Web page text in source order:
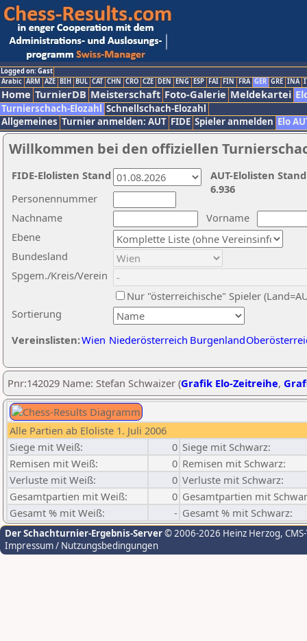
Logged on: Gast
Arabic ARM AZE BIH BUL CAT CHN CRO CZE DEN ENG ESP FAI FIN FRA GER GRE INA
Home TurnierDB Meisterschaft Foto-Galerie Meldekartei
Turnierschach-Elozahl Schnellschach-Elozahl
Allgemeines Turnier anmelden: AUT FIDE Spieler anmelden Elo
Willkommen bei den offiziellen
Nachname
Vorname
Ebene
Sortierung
Personennummer
Bundesland
Spgem./Kreis/Verein
Nur "österreichische" Spieler
Vereinslisten:Wien Niederösterreich Burgenland
AUT-Elolisten
6.936
FIDE-Elolisten Stand
Pnr:142029 Name: Stefan Schwaizer (Grafik Elo-Zeitreihe,
Alle Partien ab Eloliste 1. Juli 2006
Siege mit Weiß:
0 Siege mit Schwarz:
Remisen mit Weiß:
0 Remisen mit Schwarz:
Verluste mit Weiß:
0 Verluste mit Schwarz:
Gesamtpartien mit Weiß:
0 Gesamtpartien mit
Gesamt % mit Weiß:
- Gesamt % mit Schwarz:
Der Schachturnier-Ergebnis-Server© 2006-2026 Heinz Herzog,
Impressum / Nutzungsbedingungen